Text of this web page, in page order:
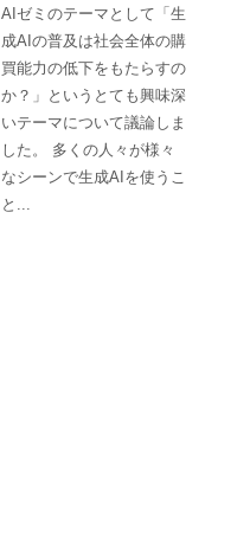
AIゼミのテーマとして「生
成AIの普及は社会全体の購
買能力の低下をもたらすの
か？」というとても興味深
いテーマについて議論しま
した。 多くの人々が様々
なシーンで生成AIを使うこ
と...